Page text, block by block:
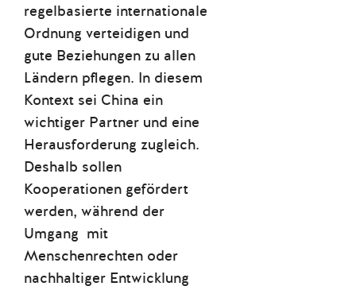
regelbasierte internationale
Ordnung verteidigen und
gute Beziehungen zu allen
Ländern pflegen. In diesem
Kontext sei China ein
wichtiger Partner und eine
Herausforderung zugleich.
Deshalb sollen
Kooperationen gefördert
werden, während der
Umgang mit
Menschenrechten oder
nachhaltiger Entwicklung